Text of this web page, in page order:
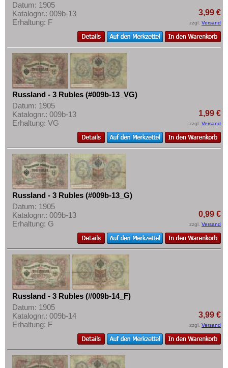
Datum: 1905
Katalognr.: 009b-13
Erhaltung: F
3,99 €
zzgl. Versand
Russland - 3 Rubles (#009b-13_VG)
Datum: 1905
Katalognr.: 009b-13
Erhaltung: VG
1,99 €
zzgl. Versand
Russland - 3 Rubles (#009b-13_G)
Datum: 1905
Katalognr.: 009b-13
Erhaltung: G
0,99 €
zzgl. Versand
Russland - 3 Rubles (#009b-14_F)
Datum: 1905
Katalognr.: 009b-14
Erhaltung: F
3,99 €
zzgl. Versand